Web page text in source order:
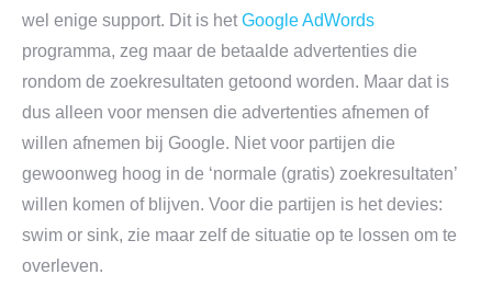
wel enige support. Dit is het Google AdWords
programma, zeg maar de betaalde advertenties die
rondom de zoekresultaten getoond worden. Maar dat is
dus alleen voor mensen die advertenties afnemen of
willen afnemen bij Google. Niet voor partijen die
gewoonweg hoog in de ‘normale (gratis) zoekresultaten’
willen komen of blijven. Voor die partijen is het devies:
swim or sink, zie maar zelf de situatie op te lossen om te
overleven.